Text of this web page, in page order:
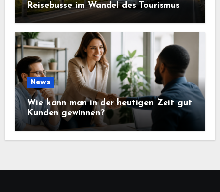
Reisebusse im Wandel des Tourismus
News
Wie kann man in der heutigen Zeit gut
Kunden gewinnen?